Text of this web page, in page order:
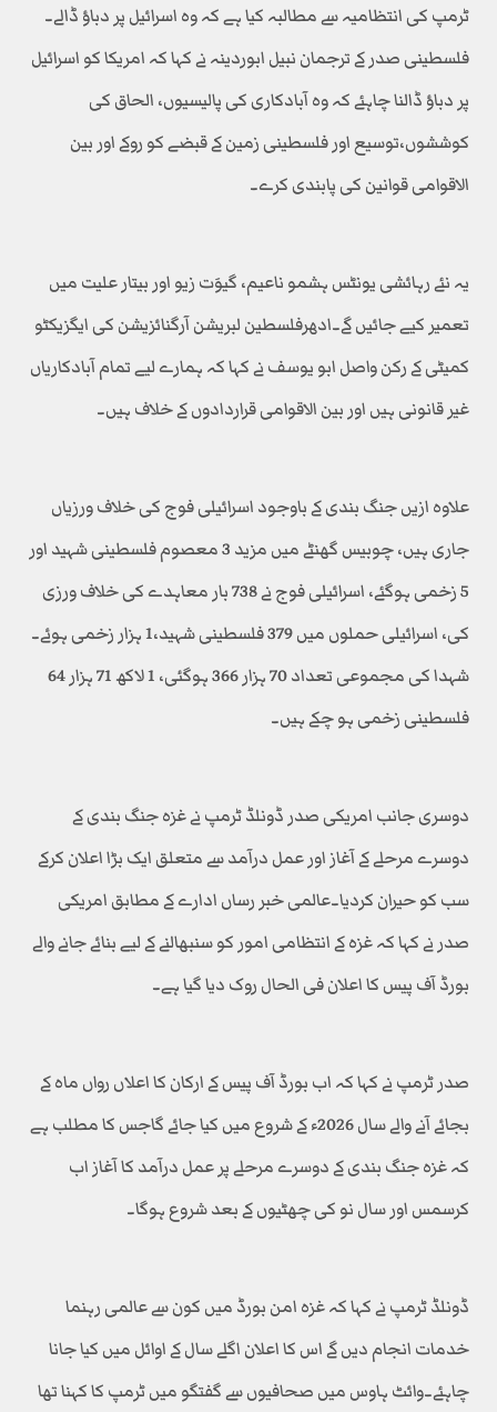
ٹرمپ کی انتظامیہ سے مطالبہ کیا ہے کہ وہ اسرائیل پر دباؤ ڈالے۔
فلسطینی صدر کے ترجمان نبیل ابوردینہ نے کہا کہ امریکا کو اسرائیل
پر دباؤ ڈالنا چاہئے کہ وہ آبادکاری کی پالیسیوں، الحاق کی
کوششوں،توسیع اور فلسطینی زمین کے قبضے کو روکے اور بین
الاقوامی قوانین کی پابندی کرے۔
یہ نئے رہائشی یونٹس ہشمو ناعیم، گیوَت زیو اور بیتار علیت میں
تعمیر کیے جائیں گے۔ادھرفلسطین لبریشن آرگنائزیشن کی ایگزیکٹو
کمیٹی کے رکن واصل ابو یوسف نے کہا کہ ہمارے لیے تمام آبادکاریاں
غیر قانونی ہیں اور بین الاقوامی قراردادوں کے خلاف ہیں۔
علاوہ ازیں جنگ بندی کے باوجود اسرائیلی فوج کی خلاف ورزیاں
جاری ہیں، چوبیس گھنٹے میں مزید 3 معصوم فلسطینی شہید اور
5 زخمی ہوگئے، اسرائیلی فوج نے 738 بار معاہدے کی خلاف ورزی
کی، اسرائیلی حملوں میں 379 فلسطینی شہید،1 ہزار زخمی ہوئے۔
شہدا کی مجموعی تعداد 70 ہزار 366 ہوگئی، 1 لاکھ 71 ہزار 64
فلسطینی زخمی ہو چکے ہیں۔
دوسری جانب امریکی صدر ڈونلڈ ٹرمپ نے غزہ جنگ بندی کے
دوسرے مرحلے کے آغاز اور عمل درآمد سے متعلق ایک بڑا اعلان کرکے
سب کو حیران کردیا۔عالمی خبر رساں ادارے کے مطابق امریکی
صدر نے کہا کہ غزہ کے انتظامی امور کو سنبھالنے کے لیے بنائے جانے والے
بورڈ آف پیس کا اعلان فی الحال روک دیا گیا ہے۔
صدر ٹرمپ نے کہا کہ اب بورڈ آف پیس کے ارکان کا اعلاں رواں ماہ کے
بجائے آنے والے سال 2026ء کے شروع میں کیا جائے گاجس کا مطلب ہے
کہ غزہ جنگ بندی کے دوسرے مرحلے پر عمل درآمد کا آغاز اب
کرسمس اور سال نو کی چھٹیوں کے بعد شروع ہوگا۔
ڈونلڈ ٹرمپ نے کہا کہ غزہ امن بورڈ میں کون سے عالمی رہنما
خدمات انجام دیں گے اس کا اعلان اگلے سال کے اوائل میں کیا جانا
چاہئے۔وائٹ ہاوس میں صحافیوں سے گفتگو میں ٹرمپ کا کہنا تھا